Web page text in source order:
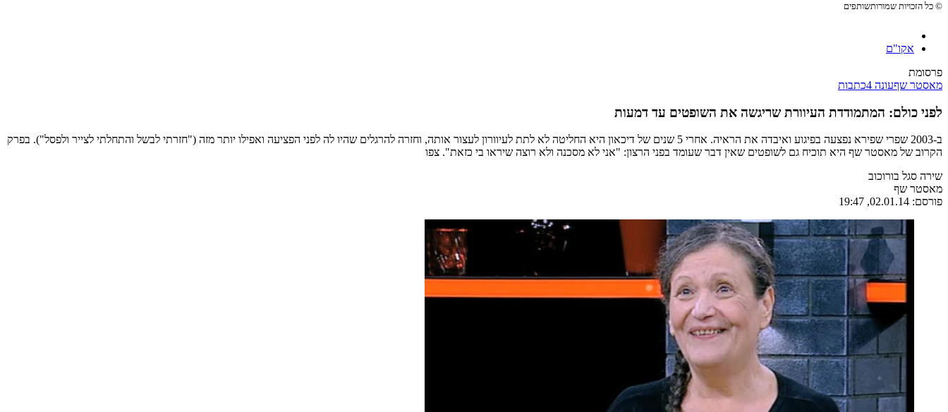
© כל הזכויות שמורותשותפים
אקו"ם
פרסומת
מאסטר שףעונה 4 כתבות
לפני כולם: המתמודדת העיוורת שריגשה את השופטים עד דמעות
ב-2003 שפרי שפירא נפצעה בפיגוע ואיבדה את הראיה. אחרי 5 שנים של דיכאון היא החליטה לא לתת לעיוורון לעצור אותה, וחזרה להרגלים שהיו לה לפני הפציעה ואפילו יותר מזה ("חזרתי לבשל והתחלתי לצייר ולפסל"). בפרק
הקרוב של מאסטר שף היא תוכיח גם לשופטים שאין דבר שעומד בפני הרצון: "אני לא מסכנה ולא רוצה שיראו בי כזאת". צפו
שירה סגל בורוכוב
מאסטר שף
פורסם: 02.01.14, 19:47